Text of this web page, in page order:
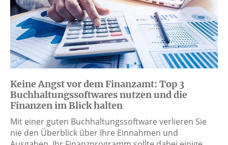
Keine Angst vor dem Finanzamt: Top 3
Buchhaltungssoftwares nutzen und die
Finanzen im Blick halten
Mit einer guten Buchhaltungssoftware verlieren Sie
nie den Überblick über Ihre Einnahmen und